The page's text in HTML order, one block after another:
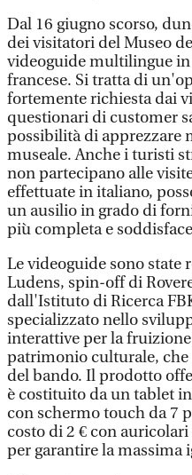
Dal 16 giugno scorso,
dei visitatori del Museo
videoguide multilingue in
francese. Si tratta di
fortemente richiesta dai
questionari di customer
possibilità di apprezzare
museale. Anche i turisti
non partecipano alle
effettuate in italiano,
un ausilio in grado di
più completa e
Le videoguide sono state
Ludens, spin-off di
dall'Istituto di Ricerca
specializzato nello
interattive per la
patrimonio culturale, che
del bando. Il prodotto
è costituito da un tablet
con schermo touch da 7
costo di 2 € con
per garantire la massima